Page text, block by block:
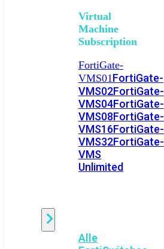
Virtual
Machine
Subscription
FortiGate-
VMS01FortiGate-
VMS02FortiGate-
VMS04FortiGate-
VMS08FortiGate-
VMS16FortiGate-
VMS32FortiGate-
VMS
Unlimited
Alle